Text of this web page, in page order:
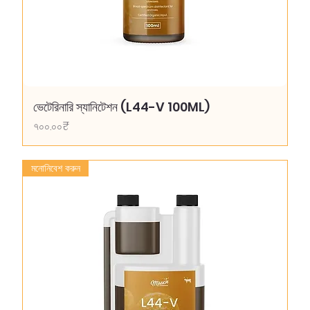
ভেটেরিনারি স্যানিটেশন (L44-V 100ML)
Price
৭০০.০০₹
মনোনিবেশ করুন